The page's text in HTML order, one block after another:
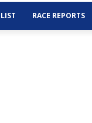
RACE REPORTS